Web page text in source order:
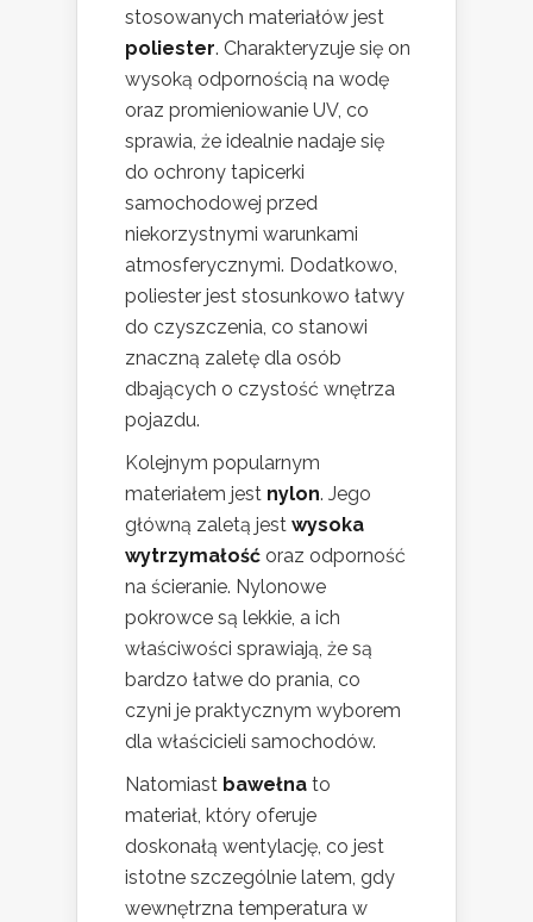
stosowanych materiałów jest
poliester. Charakteryzuje się on
wysoką odpornością na wodę
oraz promieniowanie UV, co
sprawia, że idealnie nadaje się
do ochrony tapicerki
samochodowej przed
niekorzystnymi warunkami
atmosferycznymi. Dodatkowo,
poliester jest stosunkowo łatwy
do czyszczenia, co stanowi
znaczną zaletę dla osób
dbających o czystość wnętrza
pojazdu.
Kolejnym popularnym
materiałem jest nylon. Jego
główną zaletą jest wysoka
wytrzymałość oraz odporność
na ścieranie. Nylonowe
pokrowce są lekkie, a ich
właściwości sprawiają, że są
bardzo łatwe do prania, co
czyni je praktycznym wyborem
dla właścicieli samochodów.
Natomiast bawełna to
materiał, który oferuje
doskonałą wentylację, co jest
istotne szczególnie latem, gdy
wewnętrzna temperatura w